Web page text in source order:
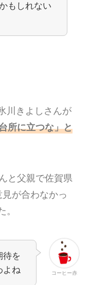
もしれない
川きよしさんが
所に立つな」と
と父親で佐賀県
が合わなかっ
。
コーヒー赤
待を
よね